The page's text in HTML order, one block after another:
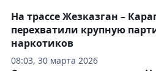
08:03, 30 марта 2026
На трассе Жезказган –
перехватили крупную
наркотиков